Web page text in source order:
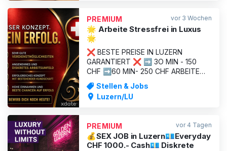
zahlungskräftige Stammgäste sowie
eine einm
PREMIUM vor 3 Wochen
🌟 Arbeite Stressfrei in Luxus
🌟
❌ BESTE PREISE IN LUZERN
GARANTIERT ❌ ➡ 3O MIN - 150
CHF ➡60 MIN- 250 CHF ARBEITE
STRESSFREI IN LUXUS 🌟
Mitarbeiterinnen gesucht –
Neueröffnung in Luzern 🌟 Für unser
gepflegte Mitarbeiterinnen für die
Erotikbranche. 📍 To
Stellen & Jobs
Luzern/LU
PREMIUM vor 4 Tagen
💰SEX JOB in Luzern💶Everyday
CHF 1000.- Cash💶 Diskrete